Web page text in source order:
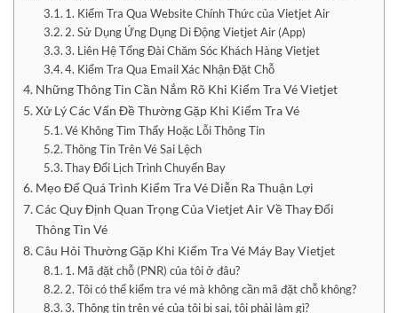
1. Kiểm Tra Qua Website Chính Thức của Vietjet Air
2. Sử Dụng Ứng Dụng Di Động Vietjet Air (App)
3. Liên Hệ Tổng Đài Chăm Sóc Khách Hàng Vietjet
4. Kiểm Tra Qua Email Xác Nhận Đặt Chỗ
Những Thông Tin Cần Nắm Rõ Khi Kiểm Tra Vé Vietjet
Xử Lý Các Vấn Đề Thường Gặp Khi Kiểm Tra Vé
Vé Không Tìm Thấy Hoặc Lỗi Thông Tin
Thông Tin Trên Vé Sai Lệch
Thay Đổi Lịch Trình Chuyến Bay
Mẹo Để Quá Trình Kiểm Tra Vé Diễn Ra Thuận Lợi
Các Quy Định Quan Trọng Của Vietjet Air Về Thay Đổi
Thông Tin Vé
Câu Hỏi Thường Gặp Khi Kiểm Tra Vé Máy Bay Vietjet
1. Mã đặt chỗ (PNR) của tôi ở đâu?
2. Tôi có thể kiểm tra vé mà không cần mã đặt chỗ không?
3. Thông tin trên vé của tôi bị sai, tôi phải làm gì?